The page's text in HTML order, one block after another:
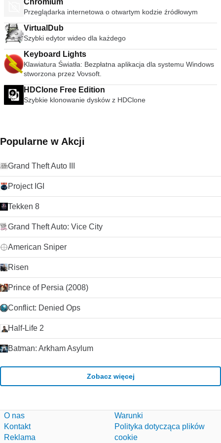
dynamiczna aplikacja matematyczna, która otrzymała wiele
nagród za oprogramowanie edukacyjne i wspiera edukację
STEM oraz innowacje w nauczaniu i uczeniu się na całym
świecie.
Chromium
Przeglądarka internetowa o otwartym kodzie źródłowym
VirtualDub
Szybki edytor wideo dla każdego
Keyboard Lights
Klawiatura Światła: Bezpłatna aplikacja dla systemu Windows
stworzona przez Vovsoft.
HDClone Free Edition
Szybkie klonowanie dysków z HDClone
Popularne w Akcji
Grand Theft Auto III
Project IGI
Tekken 8
Grand Theft Auto: Vice City
American Sniper
Risen
Prince of Persia (2008)
Conflict: Denied Ops
Half-Life 2
Batman: Arkham Asylum
Zobacz więcej
O nas
Kontakt
Reklama
Warunki
Polityka dotycząca plików
cookie